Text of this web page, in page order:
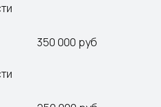
350 000 руб